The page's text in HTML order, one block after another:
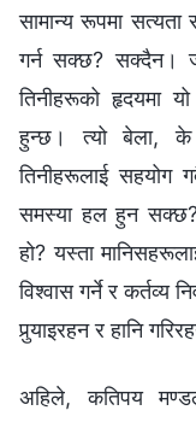
सामान्य रूपमा
गर्न सक्छ? सक्दैन।
तिनीहरूको हृदयमा
हुन्छ। त्यो बेला, के
तिनीहरूलाई सहयोग
समस्या हल हुन सक्छ?
हो? यस्ता
विश्‍वास गर्ने र कर्तव्य
पुर्‍याइरहन र हानि
अहिले, कतिपय